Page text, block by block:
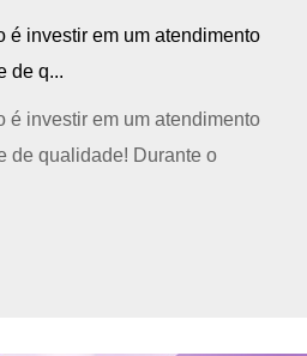
é investir em um atendimento
de q...
é investir em um atendimento
de qualidade! Durante o